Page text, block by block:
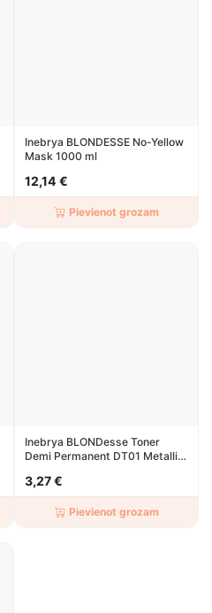
Inebrya BLONDESSE No-Yellow
Mask 1000 ml
12,14 €
Pievienot grozam
Inebrya BLONDesse Toner
Demi Permanent DT01 Metallic
3,27 €
Pievienot grozam